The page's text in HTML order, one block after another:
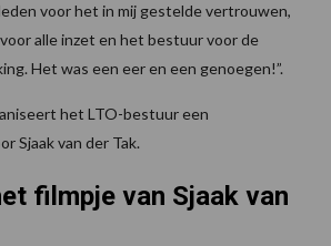
voor het in mij gestelde vertrouwen,
alle inzet en het bestuur voor de
Het was een eer en een genoegen!”.
het LTO-bestuur een
Sjaak van der Tak.
filmpje van Sjaak van